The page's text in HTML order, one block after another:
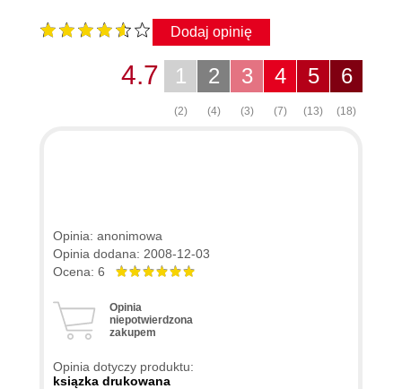
Dodaj opinię
6
(18)
5
(13)
4
(7)
3
(3)
2
(4)
1
(2)
4.7
Opinia: anonimowa
Opinia dodana: 2008-12-03
Ocena: 6
Opinia
niepotwierdzona
zakupem
Opinia dotyczy produktu:
ksiązka drukowana